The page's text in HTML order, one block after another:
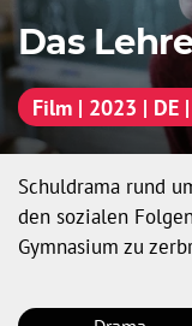
Das
Film | 2023 | DE
Schuldrama rund
den sozialen
Gymnasium zu